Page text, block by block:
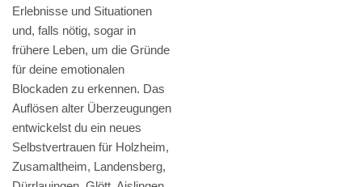
Erlebnisse und Situationen
und, falls nötig, sogar in
frühere Leben, um die Gründe
für deine emotionalen
Blockaden zu erkennen. Das
Auflösen alter Überzeugungen
entwickelst du ein neues
Selbstvertrauen für Holzheim,
Zusamaltheim, Landensberg,